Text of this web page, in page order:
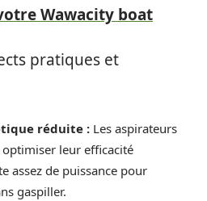
Wawacity boat
pratiques et
réduite : Les aspirateurs
leur efficacité
assez de puissance pour
gaspiller.